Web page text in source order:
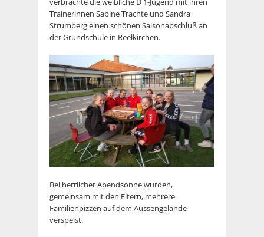
Trainerinnen Sabine Trachte und Sandra
Strumberg einen schönen Saisonabschluß an
der Grundschule in Reelkirchen.
Bei herrlicher Abendsonne wurden,
gemeinsam mit den Eltern, mehrere
Familienpizzen auf dem Aussengelände
verspeist.